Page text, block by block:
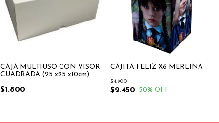
CAJA MULTIUSO CON VISOR
CUADRADA (25 x25 x10cm)
$1.800
CAJITA FELIZ X6 MERLINA
$2.450
$4.900
50% OFF